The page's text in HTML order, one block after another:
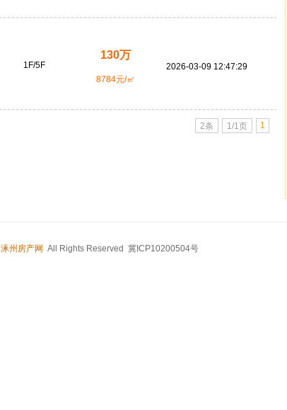
1F/5F
130万
8784元/㎡
2026-03-09 12:47:29
2条 1/1页 1
涿州房产网 All Rights Reserved 冀ICP10200504号